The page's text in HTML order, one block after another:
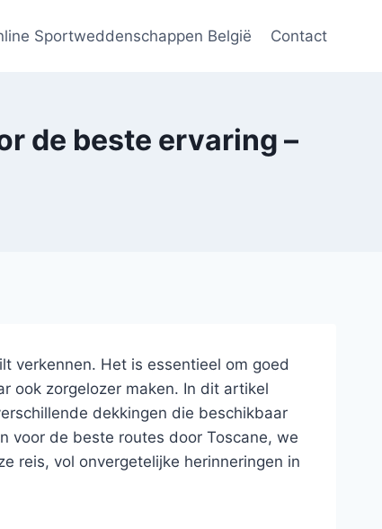
Sportweddenschappen België Contact
de beste ervaring –
verkennen. Het is essentieel om goed
ook zorgelozer maken. In dit artikel
dekkingen die beschikbaar
voor de beste routes door Toscane, we
reis, vol onvergetelijke herinneringen in